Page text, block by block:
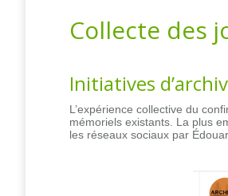
Collecte des
Initiatives
L’expérience collective du
mémoriels existants. La plus
les réseaux sociaux par